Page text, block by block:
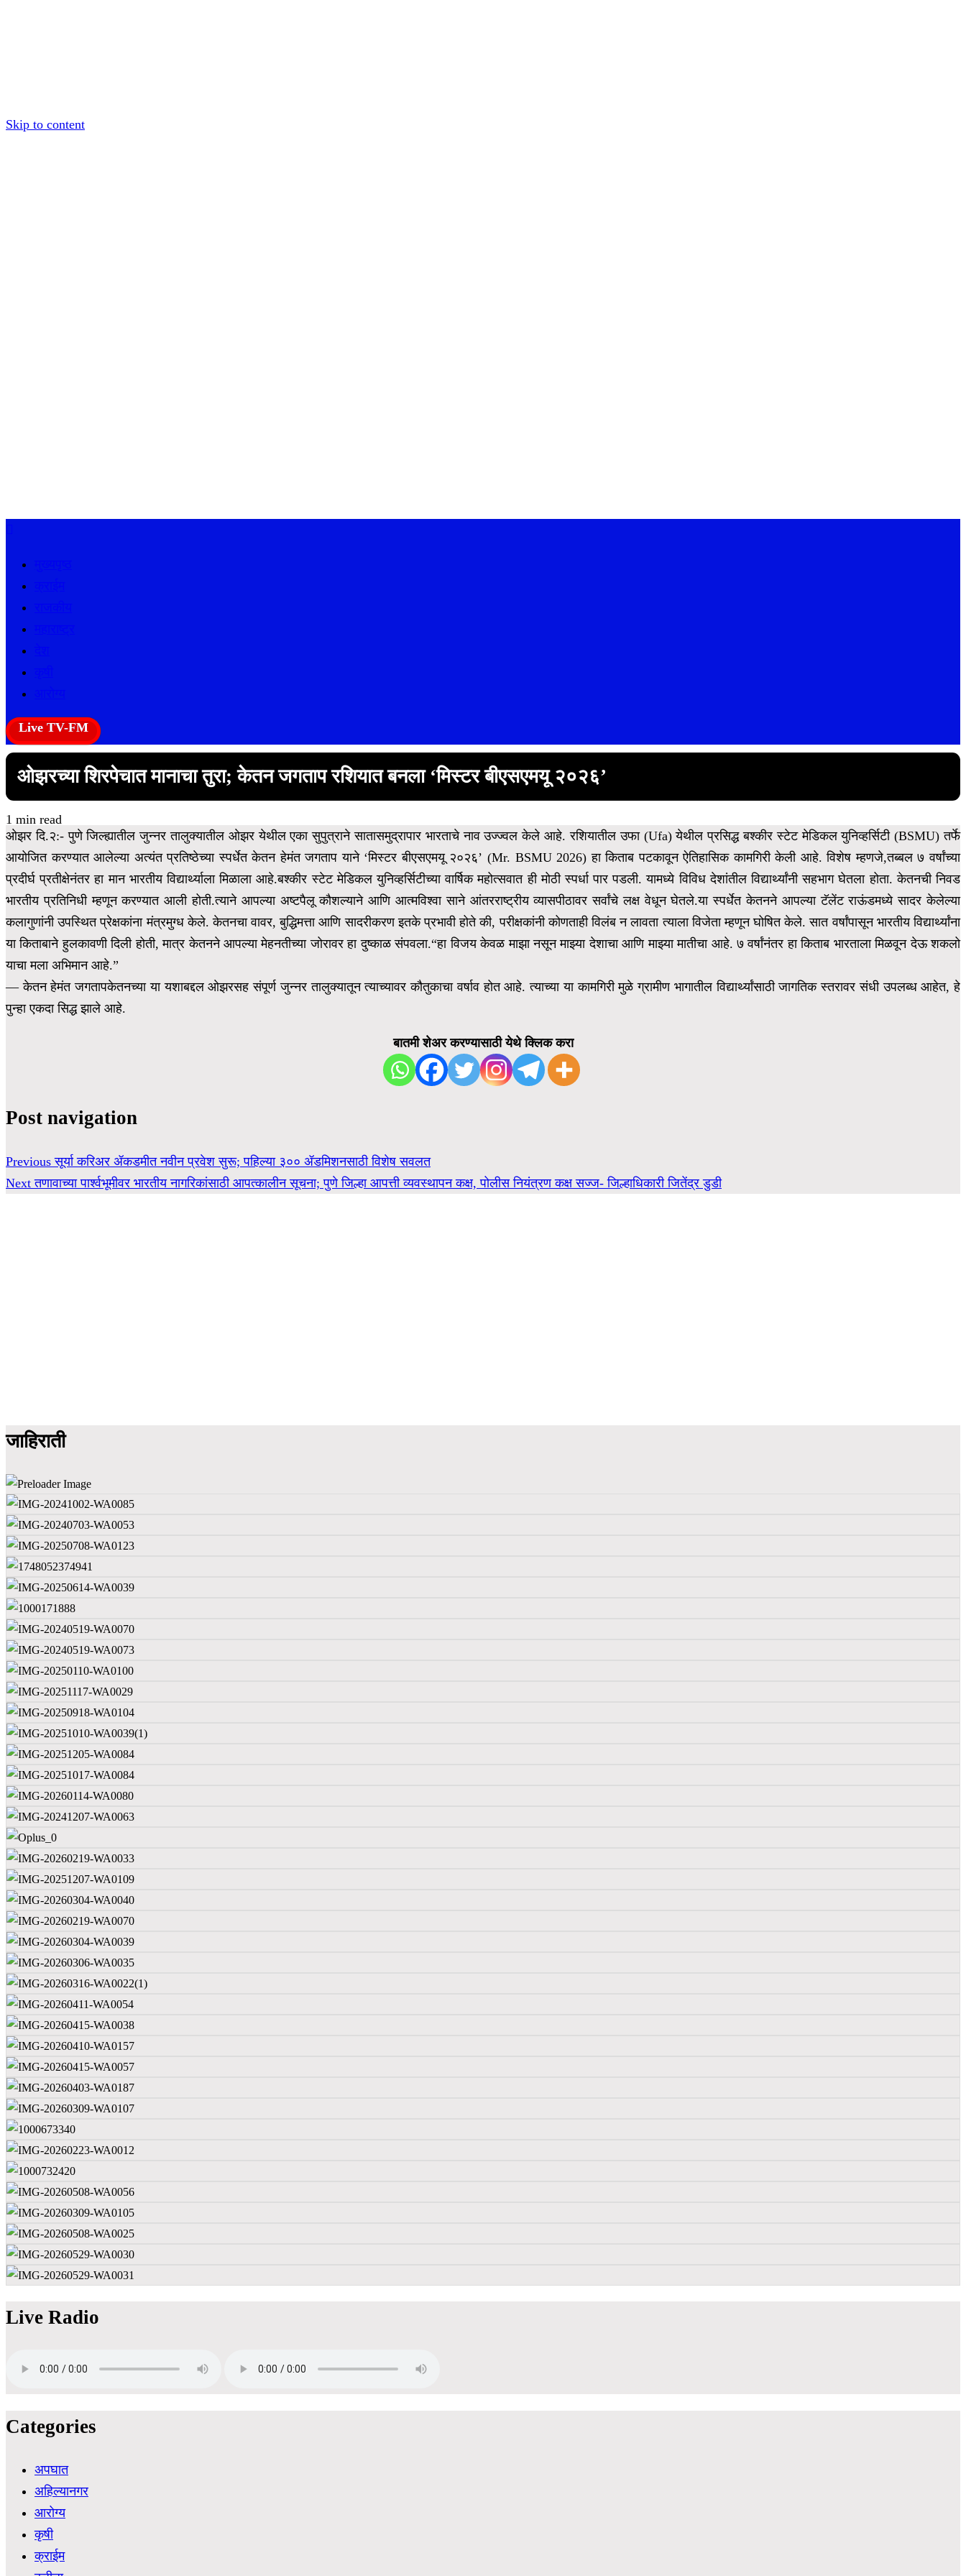
Skip to content
Live TV-FM
ओझरच्या शिरपेचात मानाचा तुरा; केतन जगताप रशियात बनला ‘मिस्टर बीएसएमयू २०२६’
1 min read
ओझर दि.२:- पुणे जिल्ह्यातील जुन्नर तालुक्यातील ओझर येथील एका सुपुत्राने सातासमुद्रापार भारताचे नाव उज्ज्वल केले आहे. रशियातील उफा (Ufa) येथील प्रसिद्ध बश्कीर स्टेट मेडिकल युनिव्हर्सिटी (BSMU) तर्फे
आयोजित करण्यात आलेल्या अत्यंत प्रतिष्ठेच्या स्पर्धेत केतन हेमंत जगताप याने‘मिस्टर बीएसएमयू २०२६’ (Mr. BSMU 2026) हा किताब पटकावून ऐतिहासिक कामगिरी केली आहे. विशेष म्हणजे,तब्बल ७ वर्षांच्या
प्रदीर्घ प्रतीक्षेनंतर हा मान भारतीय विद्यार्थ्याला मिळाला आहे.बश्कीर स्टेट मेडिकल युनिव्हर्सिटीच्या वार्षिक महोत्सवात ही मोठी स्पर्धा पार पडली. यामध्ये विविध देशांतील विद्यार्थ्यांनी सहभाग घेतला होता. केतनची निवड
भारतीय प्रतिनिधी म्हणून करण्यात आली होती.त्याने आपल्या अष्टपैलू कौशल्याने आणि आत्मविश्वा साने आंतरराष्ट्रीय व्यासपीठावर सर्वांचे लक्ष वेधून घेतले.या स्पर्धेत केतनने आपल्या टॅलेंट राऊंडमध्ये सादर केलेल्या
कलागुणांनी उपस्थित प्रेक्षकांना मंत्रमुग्ध केले. केतनचा वावर,बुद्धिमत्ता आणि सादरीकरण इतके प्रभावी होते की, परीक्षकांनी कोणताही विलंब न लावता त्याला विजेता म्हणून घोषित केले. सात वर्षांपासून भारतीय विद्यार्थ्यांना
या किताबाने हुलकावणी दिली होती, मात्र केतनने आपल्या मेहनतीच्या जोरावर हा दुष्काळ संपवला.“हा विजय केवळ माझा नसून माझ्या देशाचा आणि माझ्या मातीचा आहे. ७ वर्षांनंतर हा किताब भारताला मिळवून देऊ शकलो
याचा मला अभिमान आहे.”
— केतन हेमंत जगतापकेतनच्या या यशाबद्दल ओझरसह संपूर्ण जुन्नर तालुक्यातून त्याच्यावर कौतुकाचा वर्षाव होत आहे. त्याच्या या कामगिरी मुळे ग्रामीण भागातील विद्यार्थ्यांसाठी जागतिक स्तरावर संधी उपलब्ध आहेत, हे
पुन्हा एकदा सिद्ध झाले आहे.
बातमी शेअर करण्यासाठी येथे क्लिक करा
Post navigation
Previous सूर्या करिअर ॲकडमीत नवीन प्रवेश सुरू; पहिल्या ३०० ॲडमिशनसाठी विशेष सवलत
Next तणावाच्या पार्श्वभूमीवर भारतीय नागरिकांसाठी आपत्कालीन सूचना; पुणे जिल्हा आपत्ती व्यवस्थापन कक्ष, पोलीस नियंत्रण कक्ष सज्ज- जिल्हाधिकारी जितेंद्र डुडी
जाहिराती
Live Radio
Categories
अपघात
अहिल्यानगर
आरोग्य
कृषी
क्राईम